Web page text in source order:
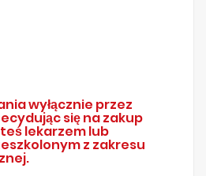
wyłącznie przez
się na zakup
lekarzem lub
z zakresu